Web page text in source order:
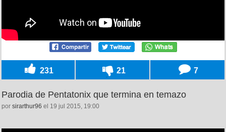
231 21 7
Parodia de Pentatonix que termina en temazo
por sirarthur96 el 19 jul 2015, 19:00